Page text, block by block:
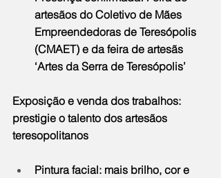
artesãos do Coletivo de Mães
Empreendedoras de Teresópolis
(CMAET) e da feira de artesãs
‘Artes da Serra de Teresópolis’
Exposição e venda dos trabalhos:
prestigie o talento dos artesãos
teresopolitanos
Pintura facial: mais brilho, cor e